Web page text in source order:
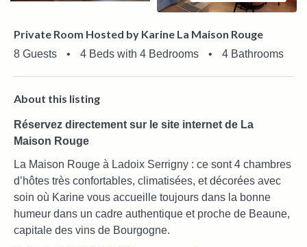
Private Room Hosted by Karine La Maison Rouge
8 Guests • 4 Beds with 4 Bedrooms • 4 Bathrooms
About this listing
Réservez directement sur le site internet de La
Maison Rouge
La Maison Rouge à Ladoix Serrigny : ce sont 4 chambres
d’hôtes très confortables, climatisées, et décorées avec
soin où Karine vous accueille toujours dans la bonne
humeur dans un cadre authentique et proche de Beaune,
capitale des vins de Bourgogne.